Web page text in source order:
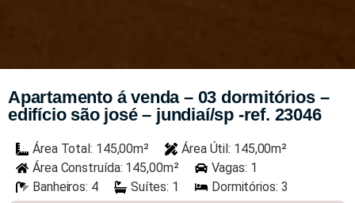
Apartamento á venda – 03 dormitórios –
edifício são josé – jundiaí/sp -ref. 23046
Área Total: 145,00m²
Área Útil: 145,00m²
Área Construída: 145,00m²
Vagas: 1
Banheiros: 4
Suítes: 1 Dormitórios: 3